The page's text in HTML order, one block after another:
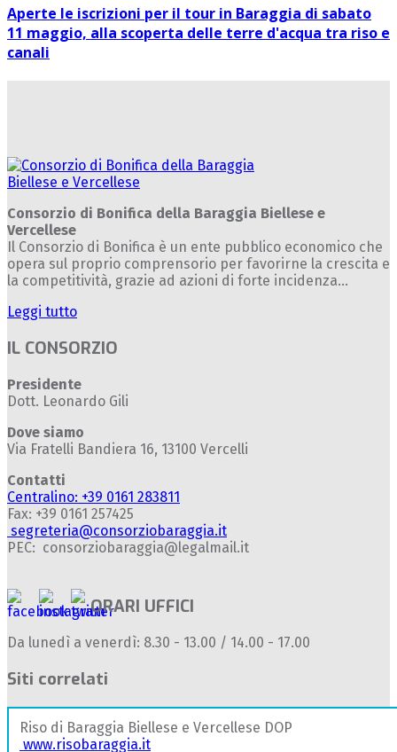
Aperte le iscrizioni per il tour in Baraggia di sabato
11 maggio, alla scoperta delle terre d'acqua tra riso e
canali
Consorzio di Bonifica della Baraggia Biellese e
Vercellese
Il Consorzio di Bonifica è un ente pubblico economico che
opera sul proprio comprensorio per favorirne la crescita e
la competitività, grazie ad azioni di forte incidenza...
Leggi tutto
IL CONSORZIO
Presidente
Dott. Leonardo Gili
Dove siamo
Via Fratelli Bandiera 16, 13100 Vercelli
Contatti
Centralino: +39 0161 283811
Fax: +39 0161 257425
segreteria@consorziobaraggia.it
PEC: consorziobaraggia@legalmail.it
ORARI UFFICI
Da lunedì a venerdì: 8.30 - 13.00 / 14.00 - 17.00
Siti correlati
Riso di Baraggia Biellese e Vercellese DOP
www.risobaraggia.it